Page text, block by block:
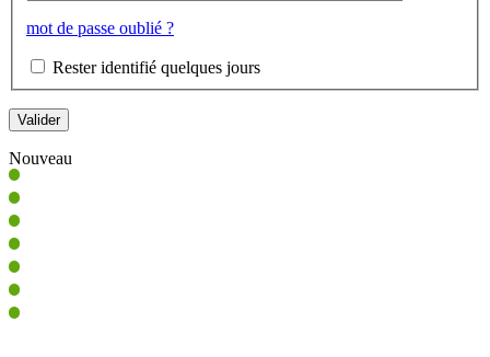
mot de passe oublié ?
Rester identifié quelques jours
Nouveau